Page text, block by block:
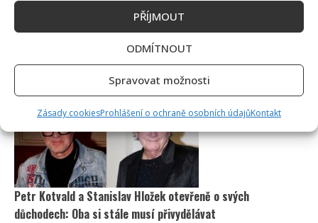
PŘÍJMOUT
ODMÍTNOUT
Spravovat možnosti
Zásady cookiesProhlášení o ochraně osobních údajůKontakt
Poslední chvíle Ivety Bartošové: Maminka z telefonátu
cítila zlepšení, poté přišla nejtvrdší rána
Petr Kotvald a Stanislav Hložek otevřeně o svých
důchodech: Oba si stále musí přivydělávat